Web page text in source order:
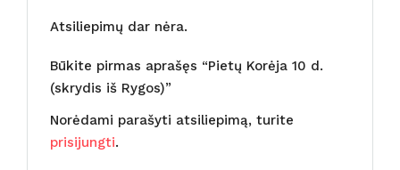
Atsiliepimų dar nėra.
Būkite pirmas aprašęs “Pietų Korėja 10 d.
(skrydis iš Rygos)”
Norėdami parašyti atsiliepimą, turite
prisijungti.